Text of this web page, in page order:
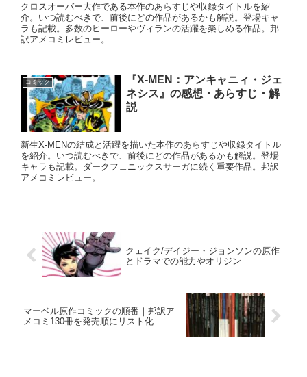
クロスオーバー大作である本作のあらすじや収録タイトルを紹
介。いつ読むべきで、前後にどの作品があるかも解説。登場キャ
ラも記載。多数のヒーローやヴィランの活躍を楽しめる作品。邦
訳アメコミレビュー。
コミック
『X-MEN：アンキャニィ・ジェ
ネシス』の感想・あらすじ・解
説
新生X-MENの結成と活躍を描いた本作のあらすじや収録タイトル
を紹介。いつ読むべきで、前後にどの作品があるかも解説。登場
キャラも記載。ダークフェニックスサーガに続く重要作品。邦訳
アメコミレビュー。
クェイク/デイジー・ジョンソンの原作
とドラマでの能力やオリジン
マーベル原作コミックの順番｜邦訳ア
メコミ130冊を発売順にリスト化